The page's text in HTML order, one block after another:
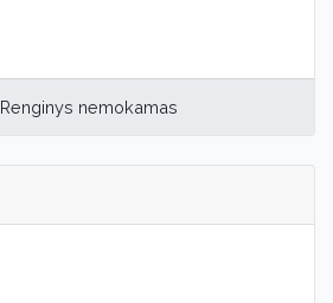
Renginys nemokamas